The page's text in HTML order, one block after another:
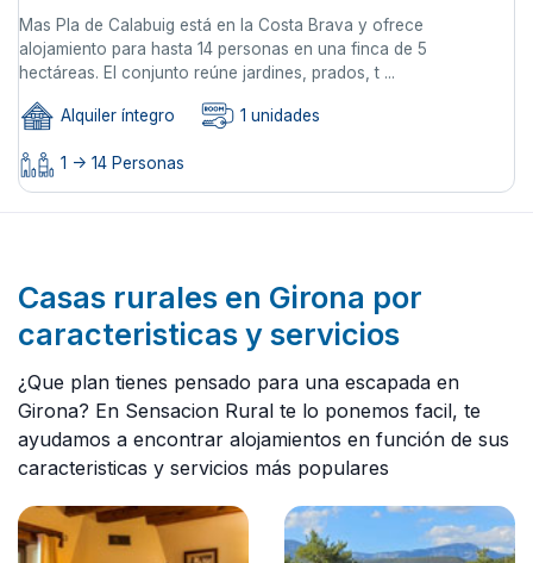
Mas Pla de Calabuig está en la Costa Brava y ofrece
alojamiento para hasta 14 personas en una finca de 5
hectáreas. El conjunto reúne jardines, prados, t ...
Alquiler íntegro 1 unidades
1 -> 14 Personas
Casas rurales en Girona por
caracteristicas y servicios
¿Que plan tienes pensado para una escapada en
Girona? En Sensacion Rural te lo ponemos facil, te
ayudamos a encontrar alojamientos en función de sus
caracteristicas y servicios más populares